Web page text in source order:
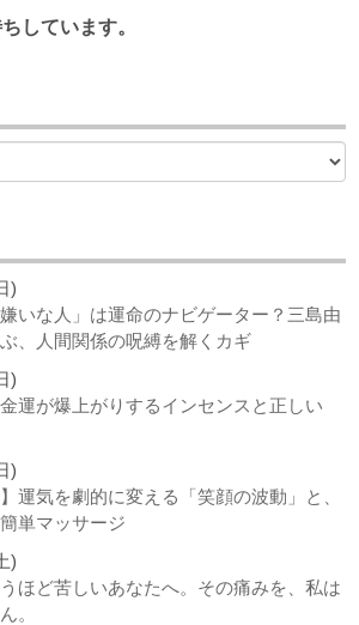
しています。
)
嫌いな人」は運命のナビゲーター？三島由
、人間関係の呪縛を解くカギ
)
金運が爆上がりするインセンスと正しい
)
運気を劇的に変える「笑顔の波動」と、
単マッサージ
)
うほど苦しいあなたへ。その痛みを、私は
。